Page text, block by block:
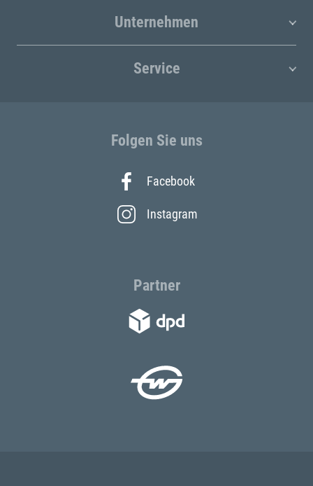
Unternehmen
Service
Folgen Sie uns
Facebook
Instagram
Partner